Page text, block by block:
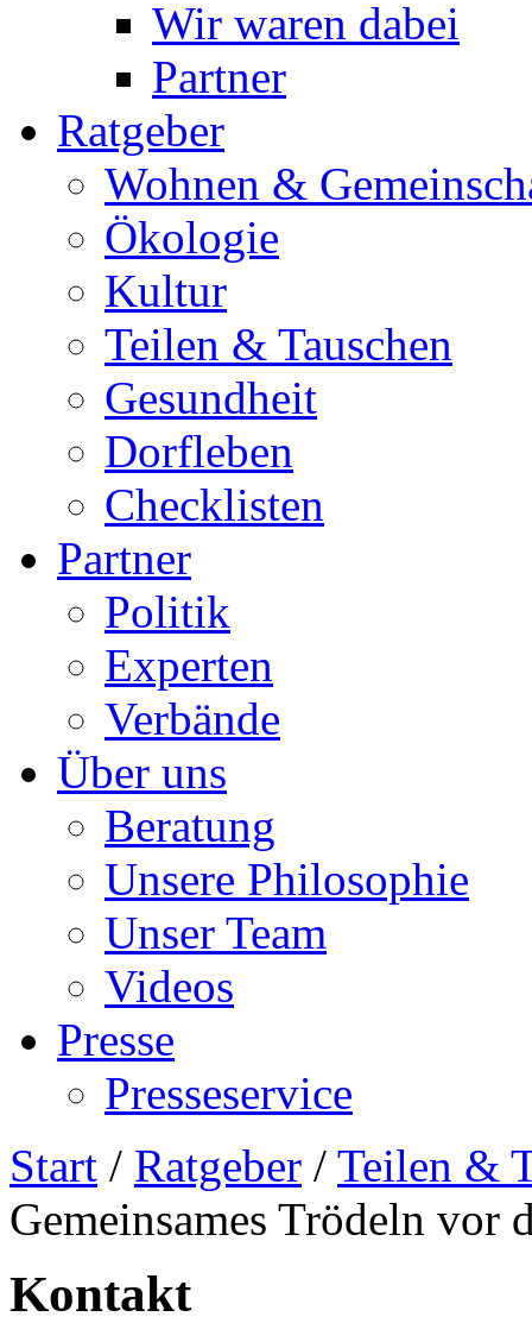
Wir waren dabei
Partner
Ratgeber
Wohnen &
Ökologie
Kultur
Teilen & Tauschen
Gesundheit
Dorfleben
Checklisten
Partner
Politik
Experten
Verbände
Über uns
Beratung
Unsere Philosophie
Unser Team
Videos
Presse
Presseservice
Start / Ratgeber / Teilen &
Gemeinsames Trödeln vor
Kontakt